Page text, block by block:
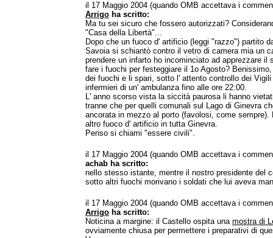
il 17 Maggio 2004 (quando OMB accettava i
Arrigo ha scritto:
Ma tu sei sicuro che fossero autorizzati?
"Casa della Libertà"...
Dopo che un fuoco d' artificio (leggi "razzo") partito
Savoia si schiantò contro il vetro di camera mia un
prendere un infarto ho incominciato ad apprezzare il
fare i fuochi per festeggiare il 1o Agosto?
dei fuochi e li spari, sotto l' attento controllo dei
infermieri di un' ambulanza fino alle ore 22:00.
L' anno scorso vista la siccità paurosa li hanno
tranne che per quelli comunali sul Lago di Ginevra
ancorata in mezzo al porto (favolosi, come sempre).
altro fuoco d' artificio in tutta Ginevra.
Penso si chiami "essere civili".
il 17 Maggio 2004 (quando OMB accettava i
achab ha scritto:
nello stesso istante, mentre il nostro presidente del
sotto altri fuochi morivano i soldati che lui aveva
il 17 Maggio 2004 (quando OMB accettava i
Arrigo ha scritto:
Noticina a margine: il Castello ospita una mostra di
ovviamente chiusa per permettere i preparativi di